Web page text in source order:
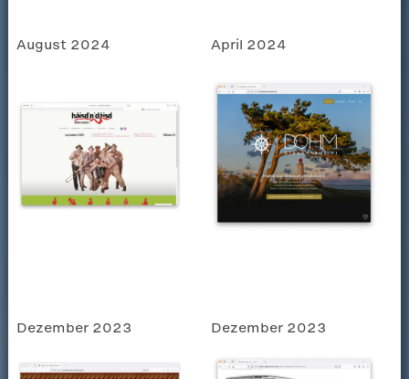
August 2024 April 2024
Dezember 2023 Dezember 2023